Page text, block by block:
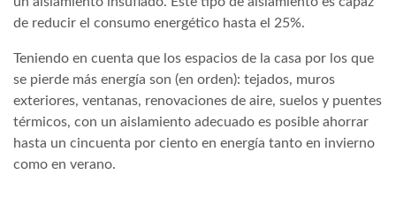
de reducir el consumo energético hasta el 25%.
Teniendo en cuenta que los espacios de la casa por los que
se pierde más energía son (en orden): tejados, muros
exteriores, ventanas, renovaciones de aire, suelos y puentes
térmicos, con un aislamiento adecuado es posible ahorrar
hasta un cincuenta por ciento en energía tanto en invierno
como en verano.